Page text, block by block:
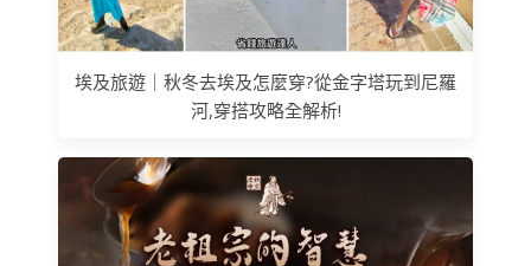
埃及旅遊｜秋冬去埃及怎麼穿?從金字塔玩到尼羅
河,穿搭攻略全解析!